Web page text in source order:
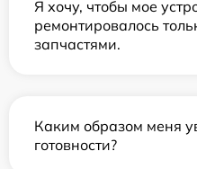
Я хочу, чтобы мое
ремонтировалось
запчастями.
Каким образом меня
готовности?